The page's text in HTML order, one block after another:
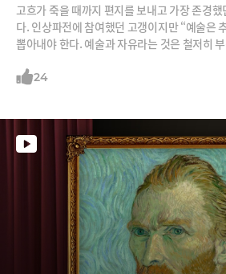
고흐가 죽을 때까지 편지를 보내고 가장 존경
다. 인상파전에 참여했던 고갱이지만 “예술은
뽑아내야 한다. 예술과 자유라는 것은 철저히
이후 자연을 바라보는 시각을 완전히 바꾼 ‘나비
24